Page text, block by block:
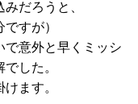
だろうと、
すが）
で意外と早くミッシ
した。
ます。